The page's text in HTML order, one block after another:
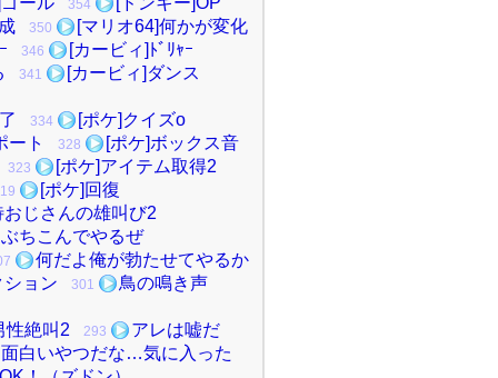
354
350
[マリオ64]何かが変化
346
[カービィ]ﾄﾞﾘｬｰ
341 [カービィ]ダンス
334
[ポケ]クイズo
ート
328 [ポケ]ボックス音
323 [ポケ]アイテム取得2
[ポケ]回復
おじさんの雄叫び2
ちこんでやるぜ
何だよ俺が勃たせてやるか
ョン
301 鳥の鳴き声
性絶叫2 293
アレは嘘だ
面白いやつだな…気に入った